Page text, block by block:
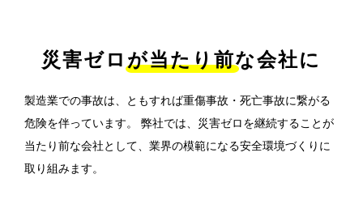
災害ゼロが当たり前な会社に
製造業での事故は、ともすれば重傷事故・死亡事故に繋がる
危険を伴っています。
弊社では、災害ゼロを継続することが
当たり前な会社として、業界の模範になる安全環境づくりに
取り組みます。